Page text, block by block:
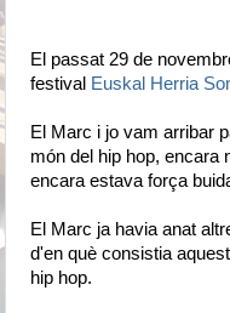
El passat 29 de
festival Euskal Herria
El Marc i jo vam arribar
món del hip hop, encara
encara estava força
El Marc ja havia anat
d'en què consistia
hip hop.